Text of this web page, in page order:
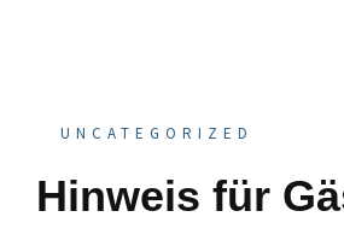
UNCATEGORIZED
Hinweis für